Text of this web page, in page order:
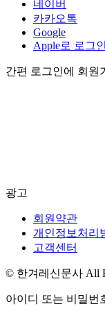
네이버
카카오톡
Google
Apple로 로그인
간편 로그인에 회원
광고
회원약관
개인정보처리
고객센터
© 한겨레신문사 All
아이디 또는 비밀번